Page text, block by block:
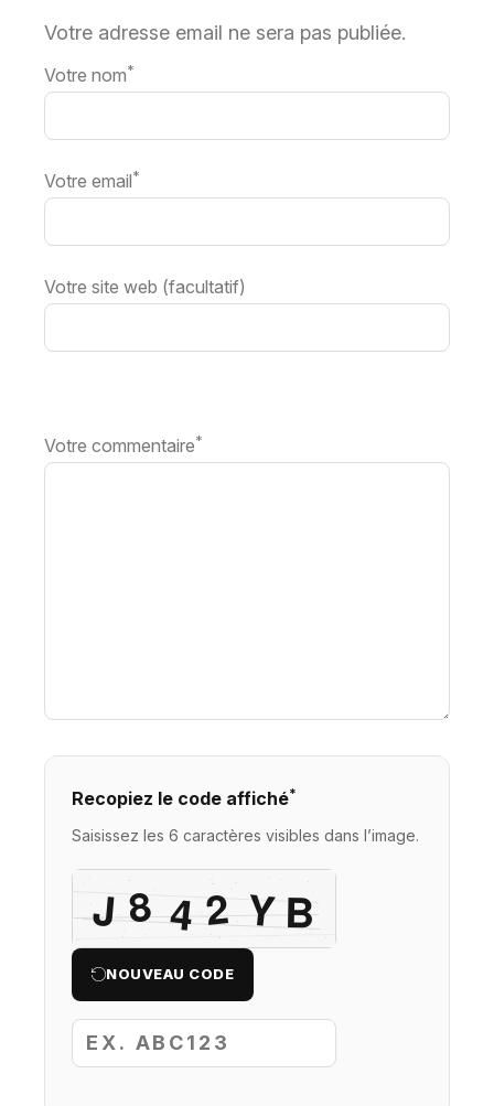
Votre adresse email ne sera pas publiée.
Votre nom*
Votre email*
Votre site web (facultatif)
Votre commentaire*
Recopiez le code affiché*
Saisissez les 6 caractères visibles dans l’image.
NOUVEAU CODE